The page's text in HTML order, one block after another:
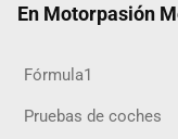
En Motorpasión
Fórmula1
Pruebas de coches